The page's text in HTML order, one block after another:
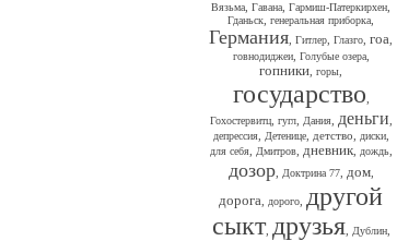
Вязьма Гавана Гармиш-Патеркирхен
Гданьск генеральная приборка
Германия Гитлер Глазго гоа
говнодиджеи, Голубые озера,
гопники горы
государство
Гохостервитц, гугл, Дания, деньги
депрессия, Детенице, детство диски,
для себя, Дмитров, дневник, дождь,
дозор, Доктрина 77, дом,
дорога дорого
другой
сыкт, друзья Дублин,